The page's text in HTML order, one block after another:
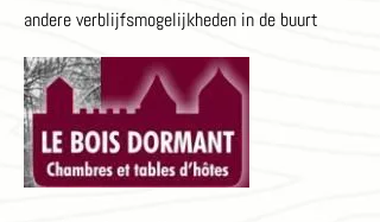
andere verblijfsmogelijkheden in de buurt